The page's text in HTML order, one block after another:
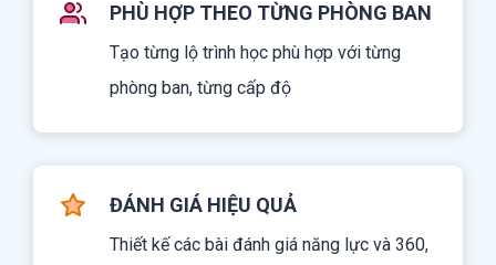
PHÙ HỢP THEO TỪNG PHÒNG BAN
Tạo từng lộ trình học phù hợp với từng
phòng ban, từng cấp độ
ĐÁNH GIÁ HIỆU QUẢ
Thiết kế các bài đánh giá năng lực và 360,